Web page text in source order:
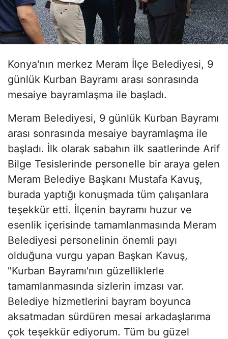
Konya'nın merkez Meram İlçe Belediyesi, 9
günlük Kurban Bayramı arası sonrasında
mesaiye bayramlaşma ile başladı.
Meram Belediyesi, 9 günlük Kurban Bayramı
arası sonrasında mesaiye bayramlaşma ile
başladı. İlk olarak sabahın ilk saatlerinde Arif
Bilge Tesislerinde personelle bir araya gelen
Meram Belediye Başkanı Mustafa Kavuş,
burada yaptığı konuşmada tüm çalışanlara
teşekkür etti. İlçenin bayramı huzur ve
esenlik içerisinde tamamlanmasında Meram
Belediyesi personelinin önemli payı
olduğuna vurgu yapan Başkan Kavuş,
"Kurban Bayramı'nın güzelliklerle
tamamlanmasında sizlerin imzası var.
Belediye hizmetlerini bayram boyunca
aksatmadan sürdüren mesai arkadaşlarıma
çok teşekkür ediyorum. Tüm bu güzel